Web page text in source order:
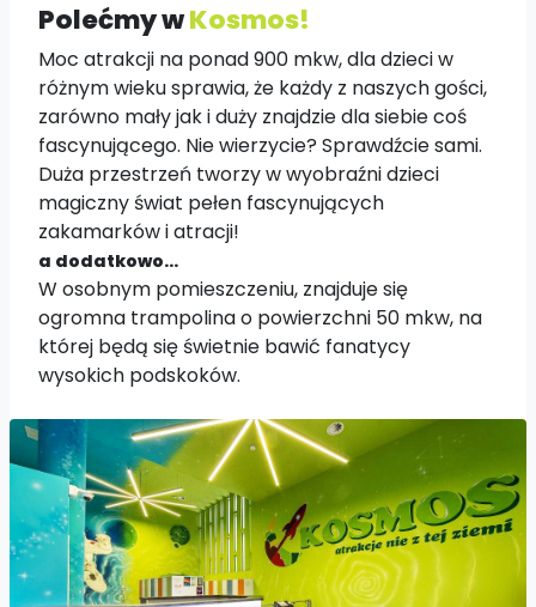
Polećmy wKosmos!
Moc atrakcji na ponad 900 mkw, dla dzieci w
różnym wieku sprawia, że każdy z naszych gości,
zarówno mały jak i duży znajdzie dla siebie coś
fascynującego. Nie wierzycie? Sprawdźcie sami.
Duża przestrzeń tworzy w wyobraźni dzieci
magiczny świat pełen fascynujących
zakamarków i atracji!
a dodatkowo...
W osobnym pomieszczeniu, znajduje się
ogromna trampolina o powierzchni 50 mkw, na
której będą się świetnie bawić fanatycy
wysokich podskoków.